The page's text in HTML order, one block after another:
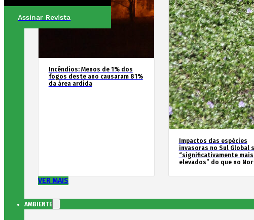
Assinar Revista
Incêndios: Menos de 1% dos
fogos deste ano causaram 81%
da área ardida
Impactos das espécies
invasoras no Sul Global
“significativamente mais
elevados” do que no
VER MAIS
AMBIENTE